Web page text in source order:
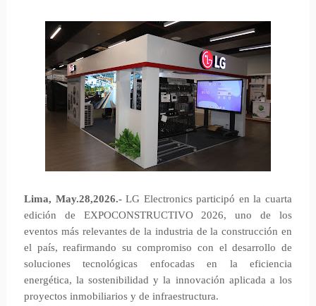
Lima, May.28,2026.-LG Electronics participó en la cuarta
edición de EXPOCONSTRUCTIVO 2026, uno de los
eventos más relevantes de la industria de la construcción en
el país, reafirmando su compromiso con el desarrollo de
soluciones tecnológicas enfocadas en la eficiencia
energética, la sostenibilidad y la innovación aplicada a los
proyectos inmobiliarios y de infraestructura.